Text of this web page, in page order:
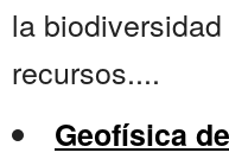
la
recursos....
Geofísica